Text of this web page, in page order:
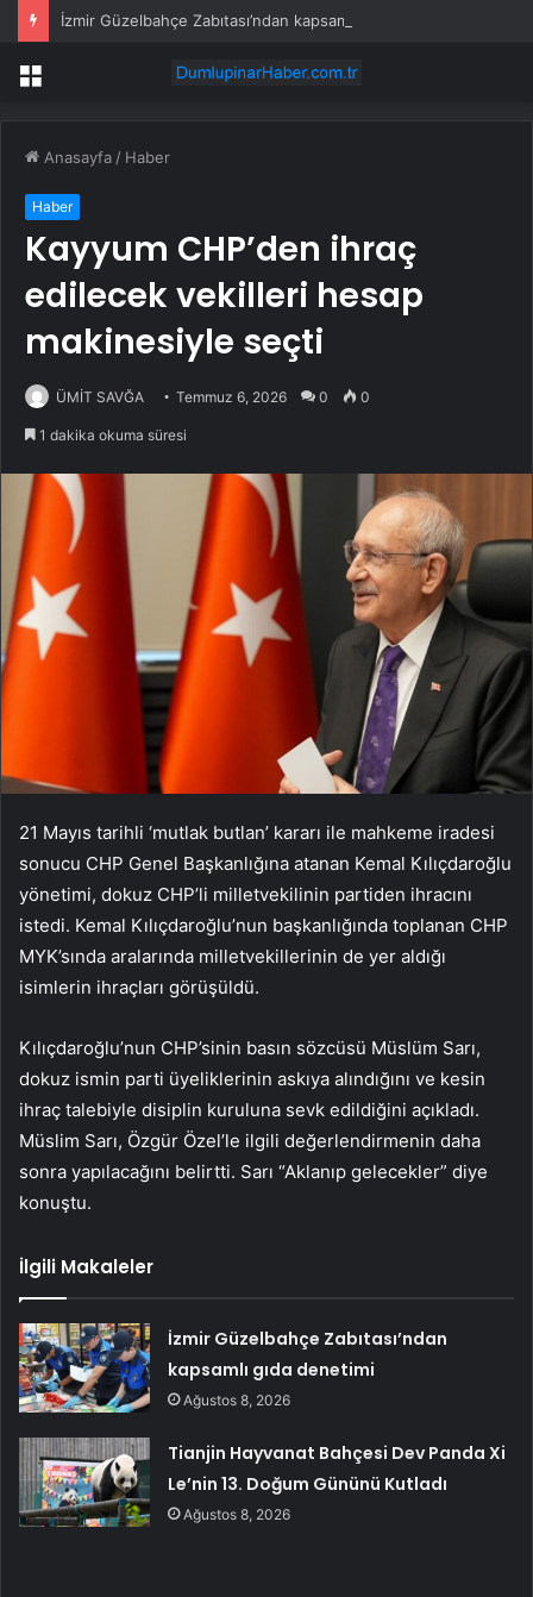
İzmir Güzelbahçe Zabıtası’ndan kapsamlı gıda denetimi
Menü
Anasayfa / Haber
Haber
Kayyum CHP’den ihraç
edilecek vekilleri hesap
makinesiyle seçti
ÜMİT SAVĞA Temmuz 6, 2026 0 0
1 dakika okuma süresi
21 Mayıs tarihli ‘mutlak butlan’ kararı ile mahkeme iradesi
sonucu CHP Genel Başkanlığına atanan Kemal Kılıçdaroğlu
yönetimi, dokuz CHP’li milletvekilinin partiden ihracını
istedi. Kemal Kılıçdaroğlu’nun başkanlığında toplanan CHP
MYK’sında aralarında milletvekillerinin de yer aldığı
isimlerin ihraçları görüşüldü.
Kılıçdaroğlu’nun CHP’sinin basın sözcüsü Müslüm Sarı,
dokuz ismin parti üyeliklerinin askıya alındığını ve kesin
ihraç talebiyle disiplin kuruluna sevk edildiğini açıkladı.
Müslim Sarı, Özgür Özel’le ilgili değerlendirmenin daha
sonra yapılacağını belirtti. Sarı “Aklanıp gelecekler” diye
konuştu.
İlgili Makaleler
İzmir Güzelbahçe Zabıtası’ndan
kapsamlı gıda denetimi
Ağustos 8, 2026
Tianjin Hayvanat Bahçesi Dev Panda Xi
Le’nin 13. Doğum Gününü Kutladı
Ağustos 8, 2026